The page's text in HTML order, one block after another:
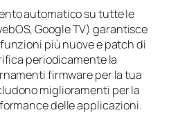
automatico su tutte le
Google TV) garantisce
più nuove e patch di
periodicamente la
firmware per la tua
miglioramenti per la
delle applicazioni.